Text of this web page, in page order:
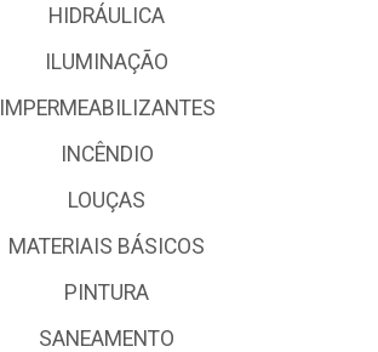
HIDRÁULICA
ILUMINAÇÃO
IMPERMEABILIZANTES
INCÊNDIO
LOUÇAS
MATERIAIS BÁSICOS
PINTURA
SANEAMENTO